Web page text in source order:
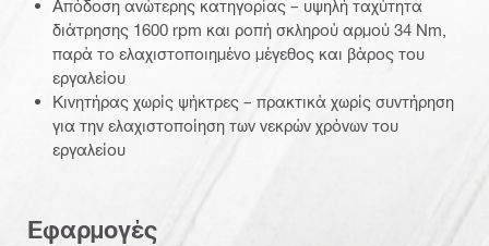
Απόδοση ανώτερης κατηγορίας – υψηλή ταχύτητα
διάτρησης 1600 rpm και ροπή σκληρού αρμού 34 Nm,
παρά το ελαχιστοποιημένο μέγεθος και βάρος του
εργαλείου
Κινητήρας χωρίς ψήκτρες – πρακτικά χωρίς συντήρηση
για την ελαχιστοποίηση των νεκρών χρόνων του
εργαλείου
Εφαρμογές